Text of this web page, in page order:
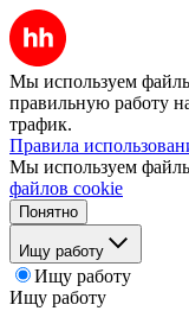
Мы используем
правильную работу
трафик.
Правила
Мы используем
файлов cookie
Понятно
Ищу работу
Ищу работу
Ищу работу